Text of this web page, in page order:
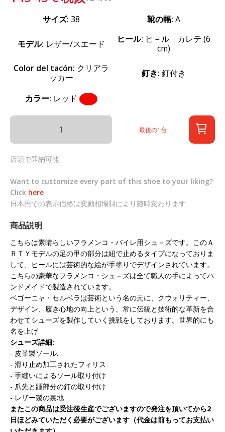
サイズ: 38 靴の幅: A
モデル: レザー/スエード ヒール: ヒ－ル カレテ (6
cm)
Color del tacón: クリアラ
ッカー
釘き: 釘付き
カラー: レッド
最後の1台
店頭で即納可能
Want to customize every part of this shoe to your liking?
Click here
日本円での表示価格は変動相場制により随時変わります
商品説明
こちらは素晴らしいフラメンコ・バイレ用シュ－ズです。このＡ
ＲＴＹモデルの足の甲の部分は紐で止めるタイプになっておりま
して、ヒールには芸術的な絵が手塗りでデザインされています。
こちらの豪華なフラメンコ・シュ－ズは全て職人の手によってハ
ンドメイドで製造されています。
ベゴーニャ・セルベラは芸術という名の元に、クウォリティー、
デザイン、履き心地の向上という、常に伝統と技術的な革新を合
わせてシューズを製作していく挑戦をしております。世界的にも
名を上げ
シューズ詳細:
- 皮革製ソール.
- 滑り止め加工されたフィリス
- 手縫いによるソール取り付け
- 爪先と踵部分の釘の取り付け
- レザー製の裏地
またこの商品は受注後生産でございますので発注を頂いてから2
日ほどみていただく必要がございます（代金は前もってお支払い